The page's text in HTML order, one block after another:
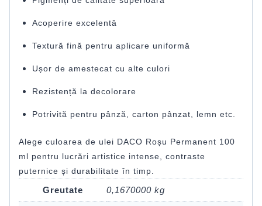
Acoperire excelentă
Textură fină pentru aplicare uniformă
Ușor de amestecat cu alte culori
Rezistență la decolorare
Potrivită pentru pânză, carton pânzat, lemn etc.
Alege culoarea de ulei DACO Roșu Permanent 100
ml pentru lucrări artistice intense, contraste
puternice și durabilitate în timp.
Greutate 0,1670000 kg